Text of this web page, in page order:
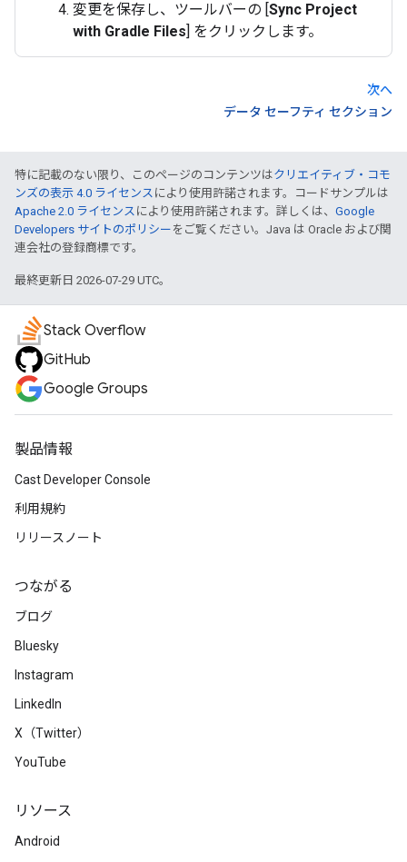
変更を保存し、ツールバーの [Sync Project
with Gradle Files] をクリックします。
次へ
データ セーフティ セクション
特に記載のない限り、このページのコンテンツはクリエイティブ・コモ
ンズの表示 4.0 ライセンス により使用許諾されます。コードサンプルは
Apache 2.0 ライセンス により使用許諾されます。詳しくは、 Google
Developers サイトのポリシー をご覧ください。Java は Oracle および関
連会社の登録商標です。
最終更新日 2026-07-29 UTC。
Stack Overflow
GitHub
Google Groups
製品情報
Cast Developer Console
利用規約
リリースノート
つながる
ブログ
Bluesky
Instagram
LinkedIn
X（Twitter）
YouTube
リソース
Android